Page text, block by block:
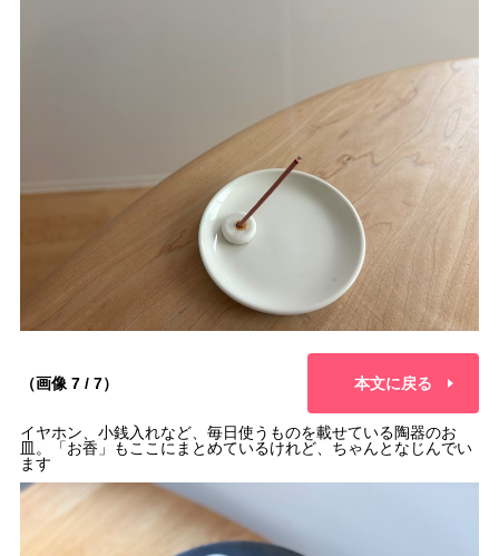
（画像 7 / 7） 本文に戻る
イヤホン、小銭入れなど、毎日使うものを載せている陶器のお
皿。「お香」もここにまとめているけれど、ちゃんとなじんでい
ます